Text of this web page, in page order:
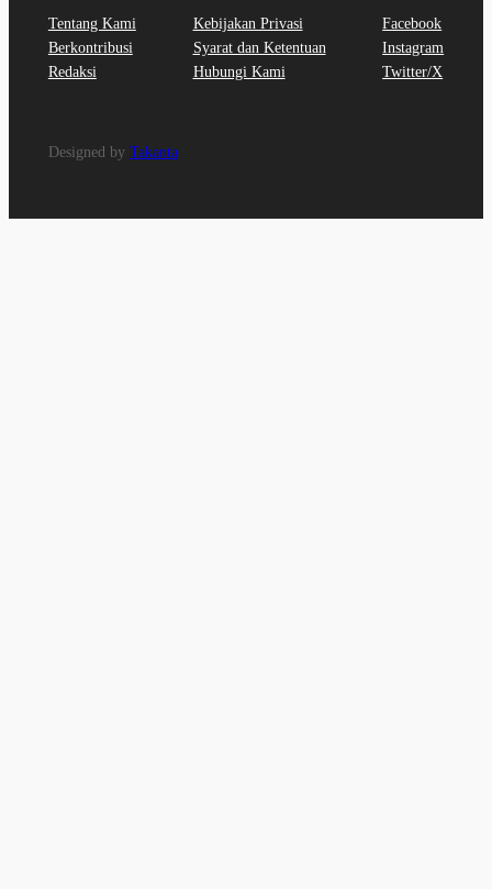
Tentang Kami
Berkontribusi
Redaksi
Kebijakan Privasi
Syarat dan Ketentuan
Hubungi Kami
Facebook
Instagram
Twitter/X
Designed by Takanta